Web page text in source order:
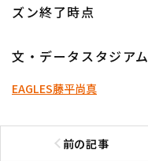
ズン終了時点
文・データスタジアム
EAGLES藤平尚真
前の記事
前の記事へ